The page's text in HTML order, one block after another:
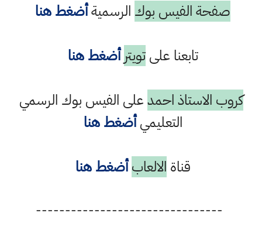
صفحة الفيس بوك الرسميةأضغط هنا
تابعنا علىتويتر أضغط هنا
كروب الاستاذ احمدعلى الفيس بوك الرسمي
التعليميأضغط هنا
قناة الالعاب أضغط هنا
--------------------------------